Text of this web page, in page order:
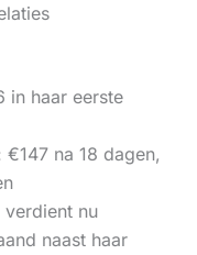
in haar eerste
€147 na 18 dagen,
verdient nu
naast haar